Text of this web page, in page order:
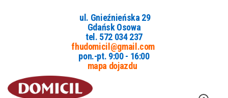
ul. Gnieźnieńska 29
Gdańsk Osowa
tel. 572 034 237
fhudomicil@gmail.com
pon.-pt. 9:00 - 16:00
mapa dojazdu